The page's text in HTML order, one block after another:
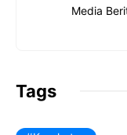
Media
Tags